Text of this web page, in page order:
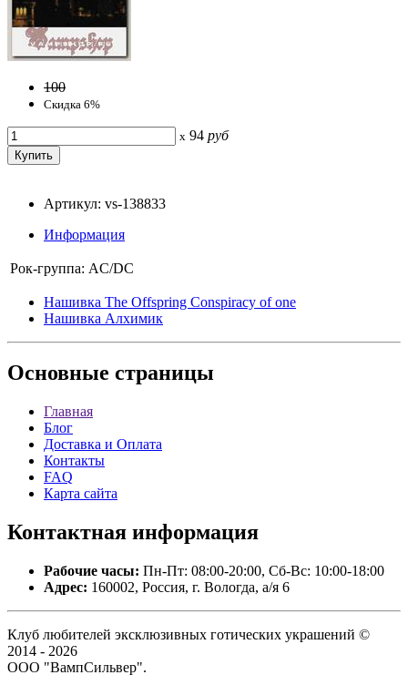
100
Скидка 6%
x 94 руб
Артикул: vs-138833
Информация
Рок-группа: AC/DC
Нашивка The Offspring Conspiracy of one
Нашивка Алхимик
Основные страницы
Главная
Блог
Доставка и Оплата
Контакты
FAQ
Карта сайта
Контактная информация
Рабочие часы: Пн-Пт: 08:00-20:00, Сб-Вс: 10:00-18:00
Адрес: 160002, Россия, г. Вологда, а/я 6
Клуб любителей эксклюзивных готических украшений ©
2014 - 2026
ООО "ВампСильвер".